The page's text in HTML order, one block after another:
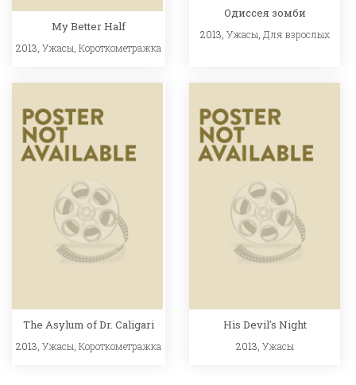
My Better Half
2013, Ужасы Короткометражка
Одиссея зомби
2013, Ужасы, Для взрослых
The Asylum of Dr. Caligari
2013, Ужасы Короткометражка
His Devil's Night
2013, Ужасы